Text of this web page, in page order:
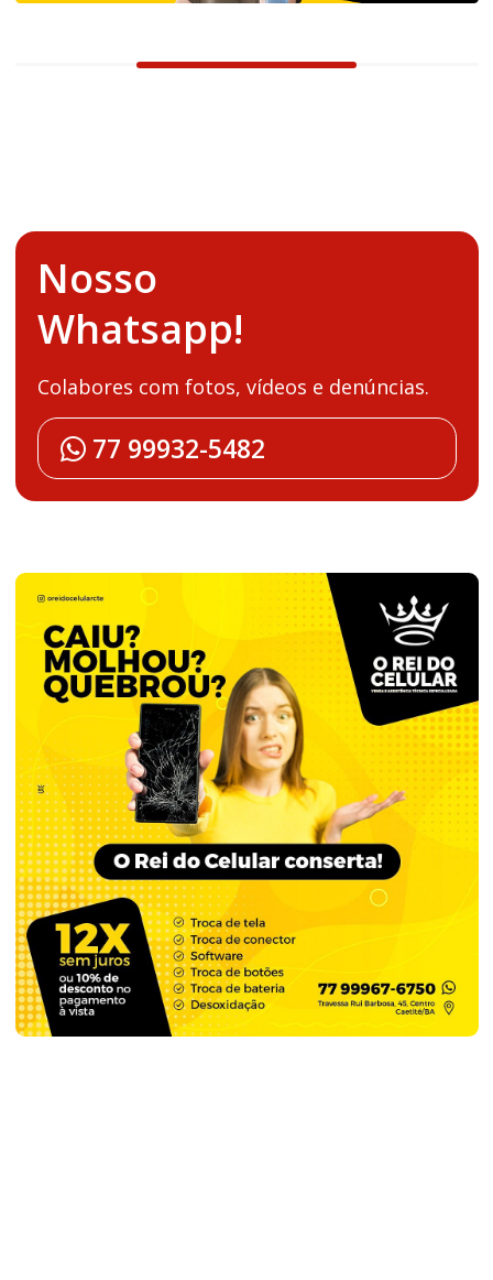
Nosso
Whatsapp!
Colabores com fotos, vídeos e denúncias.
77 99932-5482